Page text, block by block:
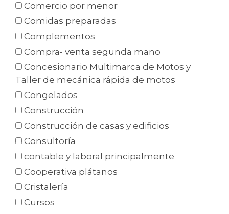
Comercio por menor
Comidas preparadas
Complementos
Compra- venta segunda mano
Concesionario Multimarca de Motos y
Taller de mecánica rápida de motos
Congelados
Construcción
Construcción de casas y edificios
Consultoría
contable y laboral principalmente
Cooperativa plátanos
Cristalería
Cursos